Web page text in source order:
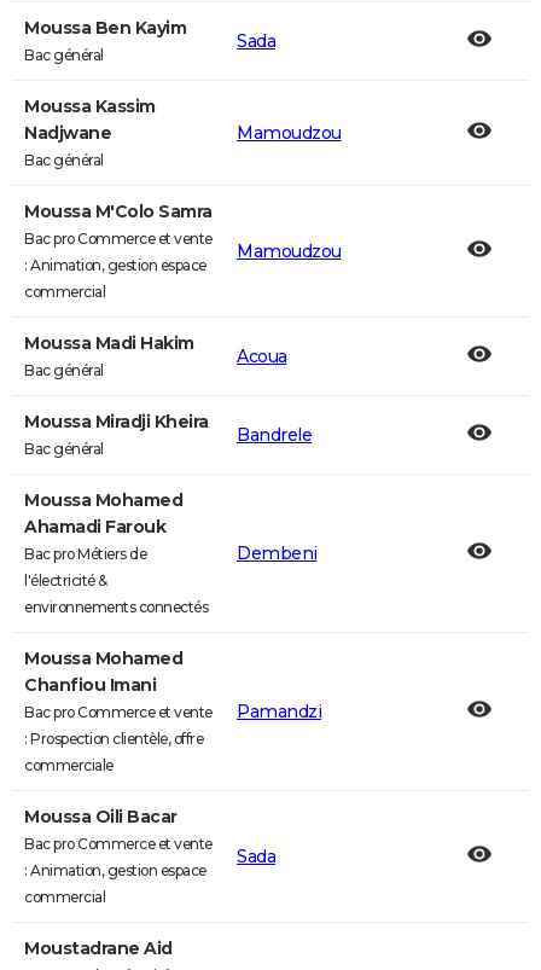
Moussa Ben Kayim
Bac général
Sada
Moussa Kassim
Nadjwane
Bac général
Mamoudzou
Moussa M'Colo Samra
Bac pro Commerce et vente
: Animation, gestion espace
commercial
Mamoudzou
Moussa Madi Hakim
Bac général
Acoua
Moussa Miradji Kheira
Bac général
Bandrele
Moussa Mohamed
Ahamadi Farouk
Bac pro Métiers de
l'électricité &
environnements connectés
Dembeni
Moussa Mohamed
Chanfiou Imani
Bac pro Commerce et vente
: Prospection clientèle, offre
commerciale
Pamandzi
Moussa Oili Bacar
Bac pro Commerce et vente
: Animation, gestion espace
commercial
Sada
Moustadrane Aid